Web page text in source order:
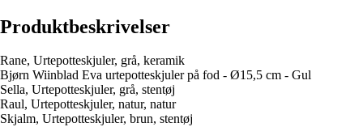
Produktbeskrivelser
Rane, Urtepotteskjuler, grå, keramik
Bjørn Wiinblad Eva urtepotteskjuler på fod - Ø15,5 cm - Gul
Sella, Urtepotteskjuler, grå, stentøj
Raul, Urtepotteskjuler, natur, natur
Skjalm, Urtepotteskjuler, brun, stentøj